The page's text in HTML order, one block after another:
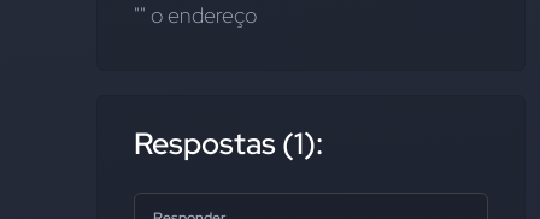
"" o endereço
Respostas (1):